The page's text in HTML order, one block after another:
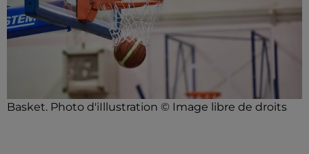
Basket. Photo d'iIllustration © Image libre de droits